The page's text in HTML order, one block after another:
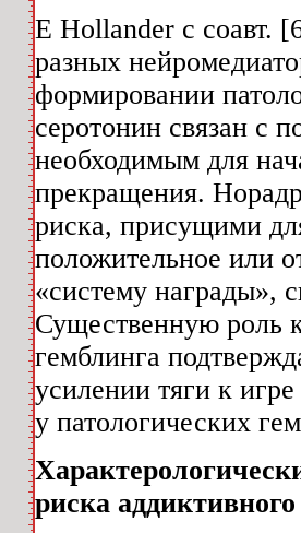
E Hollander с соавт.
разных
формировании
серотонин связан с
необходимым для
прекращения.
риска, присущими
положительное или
«систему награды»,
Существенную роль
гемблинга
усилении тяги к
у патологических
риска